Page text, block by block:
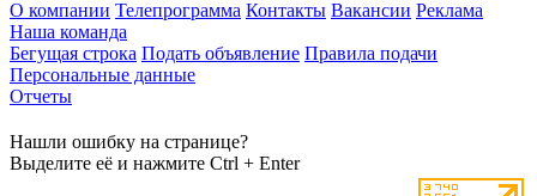
О компании Телепрограмма Контакты Вакансии Реклама
Наша команда
Бегущая строка Подать объявление Правила подачи
Персональные данные
Отчеты
Нашли ошибку на странице?
Выделите её и нажмите Ctrl + Enter